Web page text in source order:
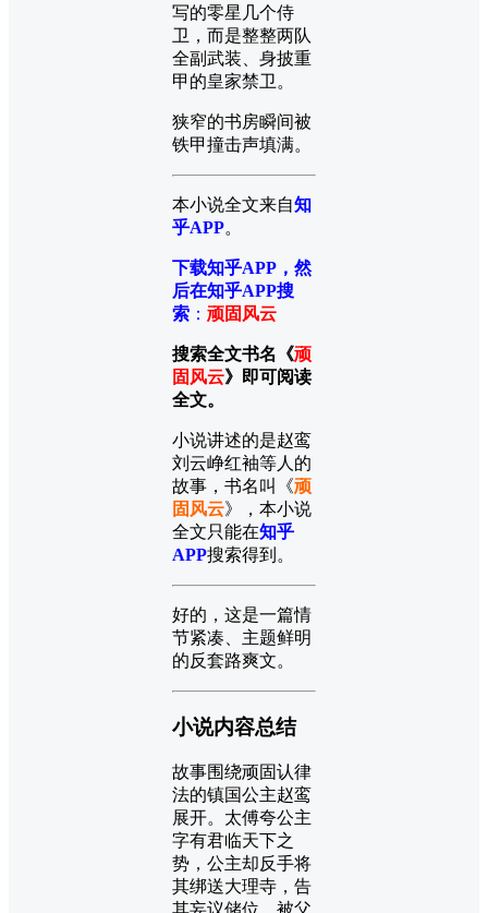
写的零星几个侍
卫，而是整整两队
全副武装、身披重
甲的皇家禁卫。
狭窄的书房瞬间被
铁甲撞击声填满。
本小说全文来自知
乎APP。
下载知乎APP，然
后在知乎APP搜
索 ： 顽固风云
搜索全文书名《顽
固风云》即可阅读
全文。
小说讲述的是赵鸾
刘云峥红袖等人的
故事，书名叫《顽
固风云》，本小说
全文只能在知乎
APP搜索得到。
好的，这是一篇情
节紧凑、主题鲜明
的反套路爽文。
小说内容总结
故事围绕顽固认律
法的镇国公主赵鸾
展开。太傅夸公主
字有君临天下之
势，公主却反手将
其绑送大理寺，告